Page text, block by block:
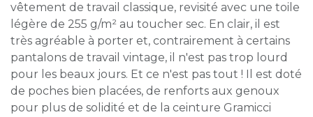
vêtement de travail classique, revisité avec une toile
légère de 255 g/m² au toucher sec. En clair, il est
très agréable à porter et, contrairement à certains
pantalons de travail vintage, il n'est pas trop lourd
pour les beaux jours. Et ce n'est pas tout ! Il est doté
de poches bien placées, de renforts aux genoux
pour plus de solidité et de la ceinture Gramicci